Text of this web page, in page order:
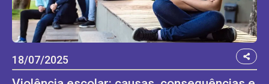
18/07/2025